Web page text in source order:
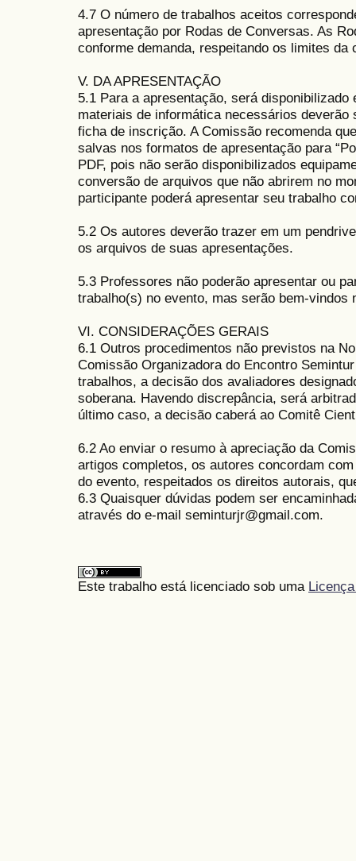
4.7 O número de trabalhos aceitos
apresentação por Rodas de Conversas. As
conforme demanda, respeitando os limites da
V. DA APRESENTAÇÃO
5.1 Para a apresentação, será disponibilizado
materiais de informática necessários
ficha de inscrição. A Comissão recomenda
salvas nos formatos de apresentação para
PDF, pois não serão disponibilizados
conversão de arquivos que não abrirem no
participante poderá apresentar seu trabalho
5.2 Os autores deverão trazer em um
os arquivos de suas apresentações.
5.3 Professores não poderão apresentar ou
trabalho(s) no evento, mas serão bem-vindos
VI. CONSIDERAÇÕES GERAIS
6.1 Outros procedimentos não previstos na
Comissão Organizadora do Encontro
trabalhos, a decisão dos avaliadores
soberana. Havendo discrepância, será
último caso, a decisão caberá ao Comitê
6.2 Ao enviar o resumo à apreciação da
artigos completos, os autores concordam
do evento, respeitados os direitos autorais,
6.3 Quaisquer dúvidas podem ser
através do e-mail seminturjr@gmail.com.
Este trabalho está licenciado sob uma